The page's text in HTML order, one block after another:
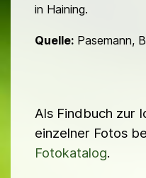
in Haining.
Quelle: Pasemann,
Als Findbuch zur
einzelner Fotos
Fotokatalog.